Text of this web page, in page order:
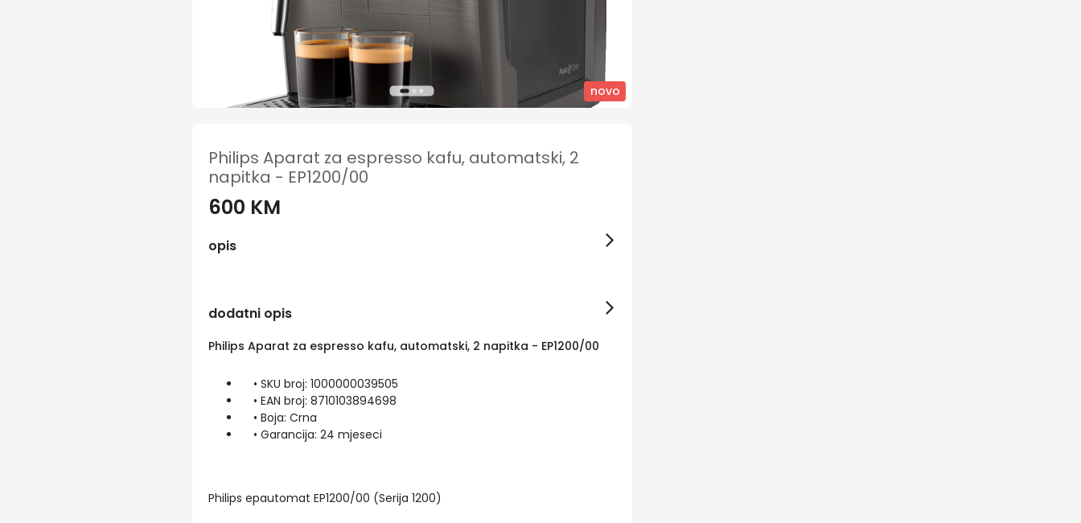
novo
Philips Aparat za espresso kafu, automatski, 2
napitka - EP1200/00
600 KM
opis
dodatni opis
Philips Aparat za espresso kafu, automatski, 2 napitka - EP1200/00
• SKU broj: 1000000039505
• EAN broj: 8710103894698
• Boja: Crna
• Garancija: 24 mjeseci
Philips epautomat EP1200/00 (Serija 1200)